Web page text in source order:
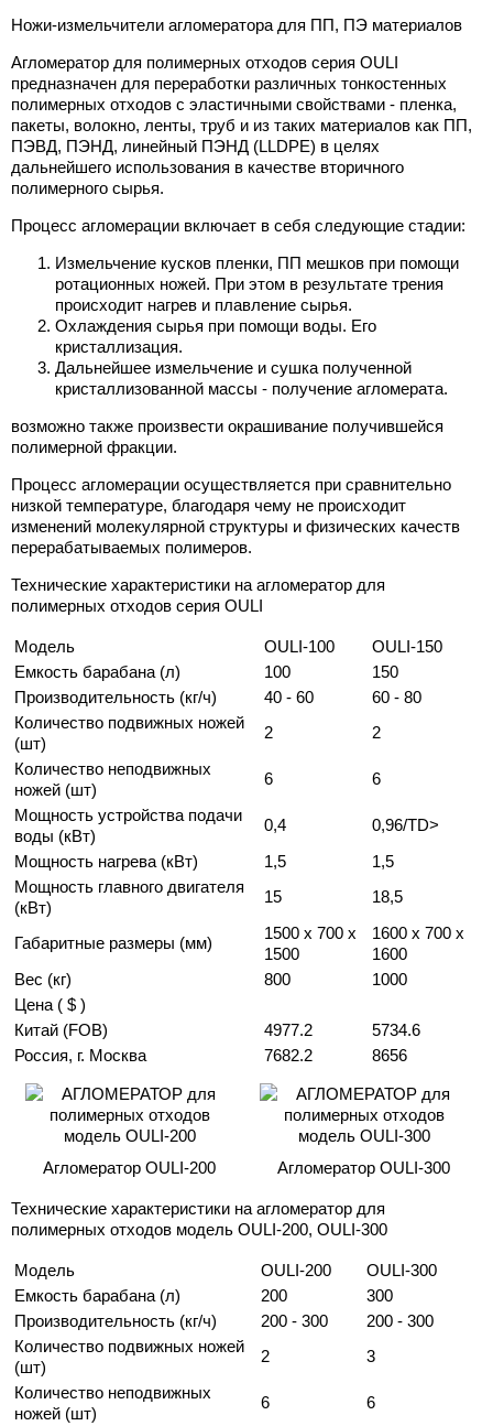
Ножи-измельчители агломератора для ПП, ПЭ материалов
Агломератор для полимерных отходов серия OULI
предназначен для переработки различных тонкостенных
полимерных отходов с эластичными свойствами - пленка,
пакеты, волокно, ленты, труб и из таких материалов как ПП,
ПЭВД, ПЭНД, линейный ПЭНД (LLDPE) в целях
дальнейшего использования в качестве вторичного
полимерного сырья.
Процесс агломерации включает в себя следующие стадии:
Измельчение кусков пленки, ПП мешков при помощи
ротационных ножей. При этом в результате трения
происходит нагрев и плавление сырья.
Охлаждения сырья при помощи воды. Его
кристаллизация.
Дальнейшее измельчение и сушка полученной
кристаллизованной массы - получение агломерата.
возможно также произвести окрашивание получившейся
полимерной фракции.
Процесс агломерации осуществляется при сравнительно
низкой температуре, благодаря чему не происходит
изменений молекулярной структуры и физических качеств
перерабатываемых полимеров.
Технические характеристики на агломератор для
полимерных отходов серия OULI
Модель OULI-100
OULI-150
Емкость барабана (л)
100
150
Производительность (кг/ч)
40 - 60
60 - 80
Количество подвижных ножей
(шт)
2
2
Количество неподвижных
ножей (шт)
6
6
Мощность устройства подачи
воды (кВт)
0,4
0,96/TD>
Мощность нагрева (кВт)
1,5
1,5
Мощность главного двигателя
(кВт)
15 18,5
Габаритные размеры (мм)
1500 x 700 x
1500
1600 х 700 х
1600
Вес (кг)
800
1000
Цена ( $ )
Китай (FOB)
4977.2
5734.6
Россия, г. Москва
7682.2 8656
Агломератор OULI-200 Агломератор OULI-300
Технические характеристики на агломератор для
полимерных отходов модель OULI-200, OULI-300
Модель OULI-200
OULI-300
Емкость барабана (л)
200
300
Производительность (кг/ч)
200 - 300
200 - 300
Количество подвижных ножей
(шт)
2
3
Количество неподвижных
ножей (шт)
6 6